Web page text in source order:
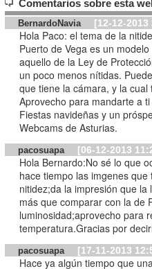
Comentarios sobre esta
BernardoNavia [12-12-2013
Hola Paco: el tema de la
Puerto de Vega es un
aquello de la Ley de
un poco menos nítidas.
que tiene la cámara, y la
Aprovecho para mandarte a
Fiestas navideñas y un
Webcams de Asturias.
pacosuapa [06-12-2013
Hola Bernardo:No sé lo que
hace tiempo las imgenes
nitidez;da la impresión que
más que comparar con la de
luminosidad;aprovecho para
temperatura.Gracias por
pacosuapa [17-11-2013
Hace ya algún tiempo que